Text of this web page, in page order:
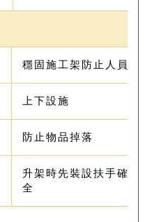
穩固施工架防止人員掉
上下設施
防止物品掉落
升架時先裝設扶手確保
全